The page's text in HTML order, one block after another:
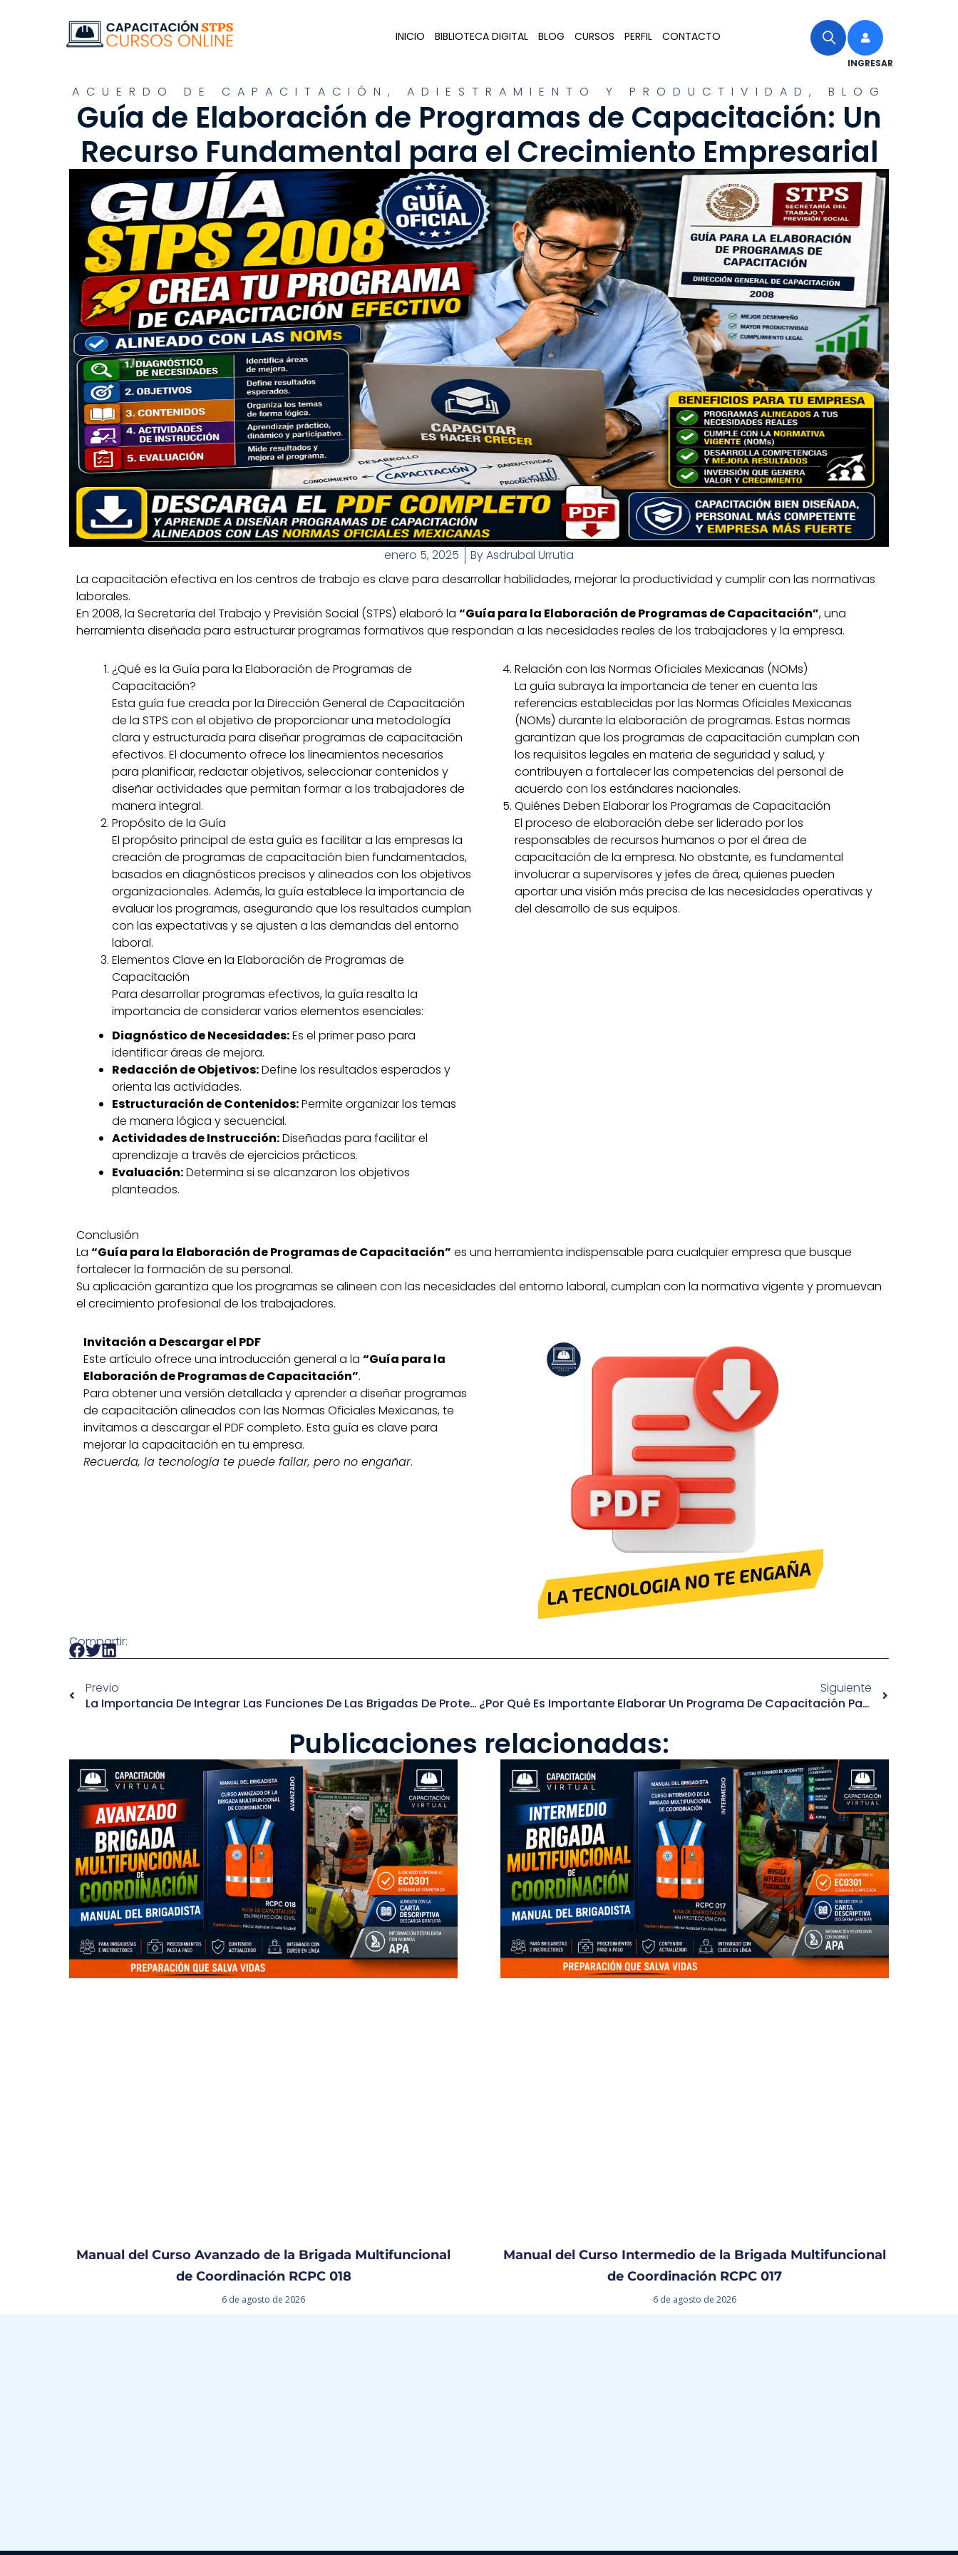
INICIO BIBLIOTECA DIGITAL BLOG CURSOS PERFIL CONTACTO
INGRESAR
ACUERDO DE CAPACITACIÓN, ADIESTRAMIENTO Y PRODUCTIVIDAD , BLOG
Guía de Elaboración de Programas de Capacitación: Un
Recurso Fundamental para el Crecimiento Empresarial
enero 5, 2025 ByAsdrubal Urrutia
La capacitación efectiva en los centros de trabajo es clave para desarrollar habilidades, mejorar la productividad y cumplir con las normativas
laborales.
En 2008, la Secretaría del Trabajo y Previsión Social (STPS) elaboró la “Guía para la Elaboración de Programas de Capacitación”, una
herramienta diseñada para estructurar programas formativos que respondan a las necesidades reales de los trabajadores y la empresa.
¿Qué es la Guía para la Elaboración de Programas de
Capacitación?
Esta guía fue creada por la Dirección General de Capacitación
de la STPS con el objetivo de proporcionar una metodología
clara y estructurada para diseñar programas de capacitación
efectivos. El documento ofrece los lineamientos necesarios
para planificar, redactar objetivos, seleccionar contenidos y
diseñar actividades que permitan formar a los trabajadores de
manera integral.
Propósito de la Guía
El propósito principal de esta guía es facilitar a las empresas la
creación de programas de capacitación bien fundamentados,
basados en diagnósticos precisos y alineados con los objetivos
organizacionales. Además, la guía establece la importancia de
evaluar los programas, asegurando que los resultados cumplan
con las expectativas y se ajusten a las demandas del entorno
laboral.
Elementos Clave en la Elaboración de Programas de
Capacitación
Para desarrollar programas efectivos, la guía resalta la
importancia de considerar varios elementos esenciales:
Diagnóstico de Necesidades:Es el primer paso para
identificar áreas de mejora.
Redacción de Objetivos:Define los resultados esperados y
orienta las actividades.
Estructuración de Contenidos:Permite organizar los temas
de manera lógica y secuencial.
Actividades de Instrucción:Diseñadas para facilitar el
aprendizaje a través de ejercicios prácticos.
Evaluación:Determina si se alcanzaron los objetivos
planteados.
Relación con las Normas Oficiales Mexicanas (NOMs)
La guía subraya la importancia de tener en cuenta las
referencias establecidas por las Normas Oficiales Mexicanas
(NOMs) durante la elaboración de programas. Estas normas
garantizan que los programas de capacitación cumplan con
los requisitos legales en materia de seguridad y salud, y
contribuyen a fortalecer las competencias del personal de
acuerdo con los estándares nacionales.
Quiénes Deben Elaborar los Programas de Capacitación
El proceso de elaboración debe ser liderado por los
responsables de recursos humanos o por el área de
capacitación de la empresa. No obstante, es fundamental
involucrar a supervisores y jefes de área, quienes pueden
aportar una visión más precisa de las necesidades operativas y
del desarrollo de sus equipos.
Conclusión
La “Guía para la Elaboración de Programas de Capacitación” es una herramienta indispensable para cualquier empresa que busque
fortalecer la formación de su personal.
Su aplicación garantiza que los programas se alineen con las necesidades del entorno laboral, cumplan con la normativa vigente y promuevan
el crecimiento profesional de los trabajadores.
Invitación a Descargar el PDF
Este artículo ofrece una introducción general a la “Guía para la
Elaboración de Programas de Capacitación”.
Para obtener una versión detallada y aprender a diseñar programas
de capacitación alineados con las Normas Oficiales Mexicanas, te
invitamos a descargar el PDF completo. Esta guía es clave para
mejorar la capacitación en tu empresa.
Recuerda, la tecnología te puede fallar, pero no engañar.
Compartir:
Previo
La Importancia De Integrar Las Funciones De Las Brigadas De Protección Civil
Siguiente
¿Por Qué Es Importante Elaborar Un Programa De Capacitación Para Tu Empresa?
Publicaciones relacionadas:
Manual del Curso Avanzado de la Brigada Multifuncional
de Coordinación RCPC 018
6 de agosto de 2026
Manual del Curso Intermedio de la Brigada Multifuncional
de Coordinación RCPC 017
6 de agosto de 2026